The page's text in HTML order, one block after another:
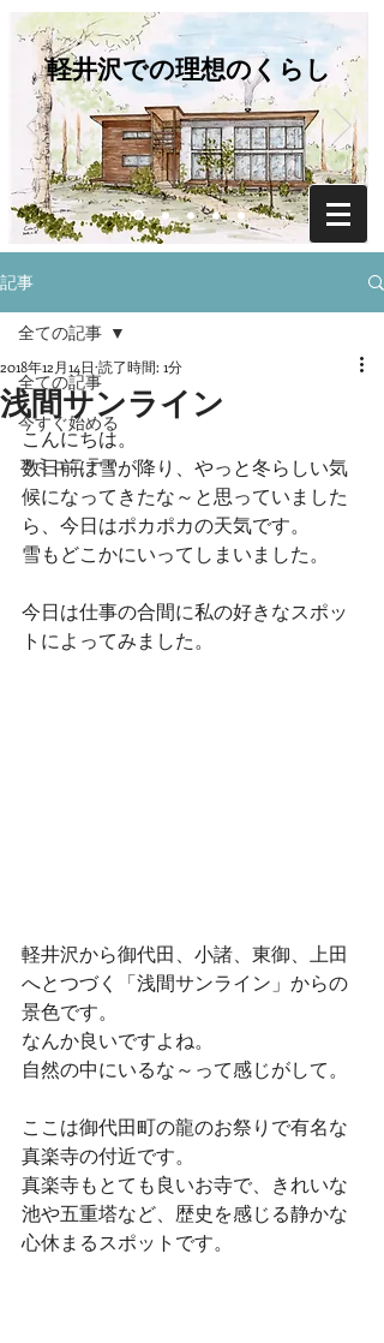
軽井沢での理想のくらし
記事
全ての記事
今すぐ始める
コミュニティ
全ての記事
浅間サンライン
2018年12月14日 読了時間: 1分
こんにちは。
数日前は雪が降り、やっと冬らしい気
候になってきたな～と思っていました
ら、今日はポカポカの天気です。
雪もどこかにいってしまいました。
今日は仕事の合間に私の好きなスポッ
トによってみました。
軽井沢から御代田、小諸、東御、上田
へとつづく「浅間サンライン」からの
景色です。
なんか良いですよね。
自然の中にいるな～って感じがして。
ここは御代田町の龍のお祭りで有名な
真楽寺の付近です。
真楽寺もとても良いお寺で、きれいな
池や五重塔など、歴史を感じる静かな
心休まるスポットです。